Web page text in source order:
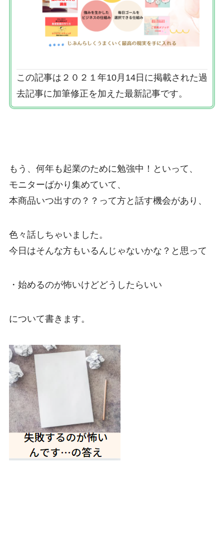
この記事は２０２１年10月14日に掲載された過
去記事に加筆修正を加えた最新記事です。
もう、何年も起業のために勉強中！といって、
モニターばかり集めていて、
本商品いつ出すの？？って方と話す機会があり、
色々話しちゃいました。
今日はそんな方もいるんじゃないかな？と思って
・始めるのが怖いけどどうしたらいい
について書きます。